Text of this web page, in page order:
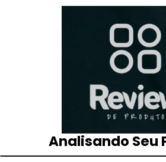
Analisando Seu